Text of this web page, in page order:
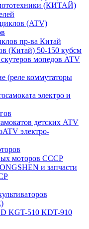
(КИТАЙ)
(ATV)
пр-ва Китай
(Китай) 50-150 кубсм
мопедов ATV
(реле коммутаторы
электро и
детских ATV
электро-
моторов СССР
и запчасти
KGT-510 KDT-910